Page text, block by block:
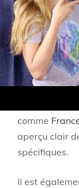
Le choix de
significatif
de nombreux
pour
Avant de
comme
aperçu clair
spécifiques.
Il est